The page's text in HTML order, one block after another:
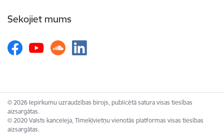
Sekojiet mums
© 2026 Iepirkumu uzraudzības birojs, publicētā satura visas tiesības
aizsargātas.
© 2020 Valsts kanceleja, Tīmekļvietņu vienotās platformas visas tiesības
aizsargātas.